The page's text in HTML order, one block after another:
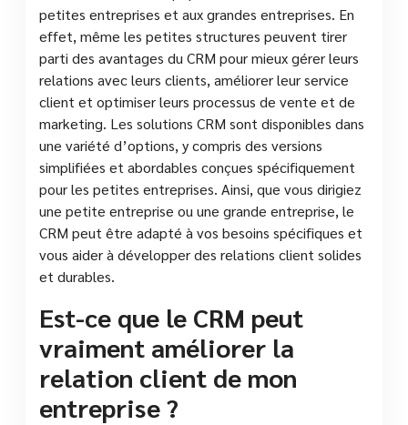
petites entreprises et aux grandes entreprises. En
effet, même les petites structures peuvent tirer
parti des avantages du CRM pour mieux gérer leurs
relations avec leurs clients, améliorer leur service
client et optimiser leurs processus de vente et de
marketing. Les solutions CRM sont disponibles dans
une variété d’options, y compris des versions
simplifiées et abordables conçues spécifiquement
pour les petites entreprises. Ainsi, que vous dirigiez
une petite entreprise ou une grande entreprise, le
CRM peut être adapté à vos besoins spécifiques et
vous aider à développer des relations client solides
et durables.
Est-ce que le CRM peut
vraiment améliorer la
relation client de mon
entreprise ?